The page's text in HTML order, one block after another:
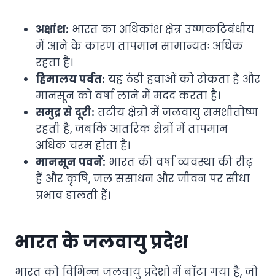
अक्षांश: भारत का अधिकांश क्षेत्र उष्णकटिबंधीय
में आने के कारण तापमान सामान्यतः अधिक
रहता है।
हिमालय पर्वत: यह ठंडी हवाओं को रोकता है और
मानसून को वर्षा लाने में मदद करता है।
समुद्र से दूरी: तटीय क्षेत्रों में जलवायु समशीतोष्ण
रहती है, जबकि आंतरिक क्षेत्रों में तापमान
अधिक चरम होता है।
मानसून पवनें: भारत की वर्षा व्यवस्था की रीढ़
हैं और कृषि, जल संसाधन और जीवन पर सीधा
प्रभाव डालती हैं।
भारत के जलवायु प्रदेश
भारत को विभिन्न जलवायु प्रदेशों में बाँटा गया है, जो